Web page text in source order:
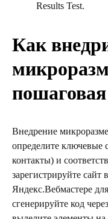
Results Test.
Как
Внедрение
определите ключевые
контакты) и
зарегистрируйте сайт
Яндекс.Вебмастере
сгенерируйте код